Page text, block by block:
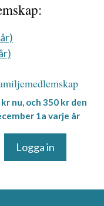
kr nu, och350 kr den
1a varje år
Logga in